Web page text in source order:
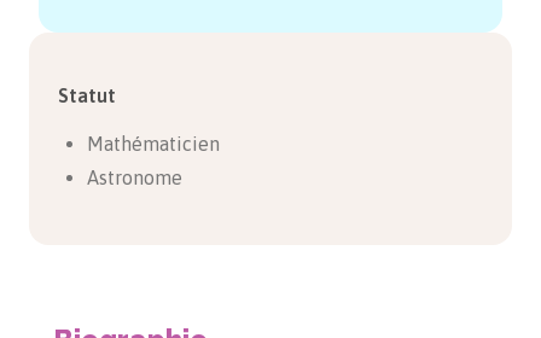
Statut
Mathématicien
Astronome